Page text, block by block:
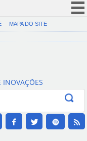
(COVID-19)
Canais
MAPA DO SITE